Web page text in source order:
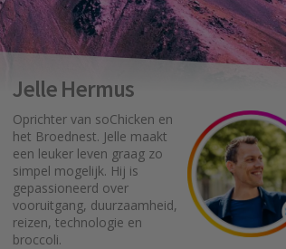
Jelle Hermus
Oprichter van soChicken en
het Broednest. Jelle maakt
een leuker leven graag zo
simpel mogelijk. Hij is
gepassioneerd over
vooruitgang, duurzaamheid,
reizen, technologie en
broccoli.